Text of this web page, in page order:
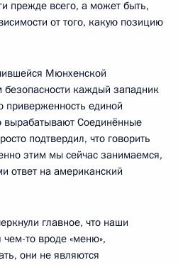
прежде всего, а может быть,
от того, какую позицию
Мюнхенской
каждый западник
приверженность единой
Соединённые
подтвердил, что говорить
этим мы сейчас занимаемся,
ответ на американский
главное, что наши
то вроде «меню»,
они не являются